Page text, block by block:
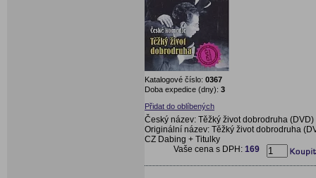
Katalogové číslo: 0367
Doba expedice (dny): 3
Přidat do oblíbených
Český název: Těžký život dobrodruha (DVD)
Originální název: Těžký život dobrodruha
CZ Dabing + Titulky
Vaše cena s DPH: 169